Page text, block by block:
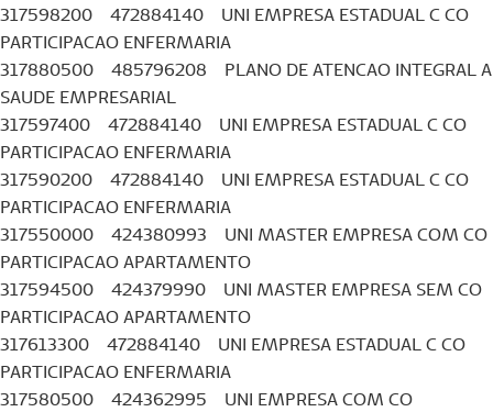
317598200 472884140 UNI EMPRESA ESTADUAL C CO
PARTICIPACAO ENFERMARIA
317880500 485796208 PLANO DE ATENCAO INTEGRAL A
SAUDE EMPRESARIAL
317597400 472884140 UNI EMPRESA ESTADUAL C CO
PARTICIPACAO ENFERMARIA
317590200 472884140 UNI EMPRESA ESTADUAL C CO
PARTICIPACAO ENFERMARIA
317550000 424380993 UNI MASTER EMPRESA COM CO
PARTICIPACAO APARTAMENTO
317594500 424379990 UNI MASTER EMPRESA SEM CO
PARTICIPACAO APARTAMENTO
317613300 472884140 UNI EMPRESA ESTADUAL C CO
PARTICIPACAO ENFERMARIA
317580500 424362995 UNI EMPRESA COM CO